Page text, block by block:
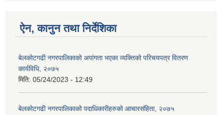
ऐन, कानुन तथा निर्देशिका
बेलकोटगढी नगरपालिकाको अपांगता भएका व्यक्तिको परिचयपत्र वितरण
कार्यविधि, २०७५
मिति: 05/24/2023 - 12:49
बेलकोटगढी नगरपालिकाको पदाधिकारीहरुको आचारसंहिता, २०७५